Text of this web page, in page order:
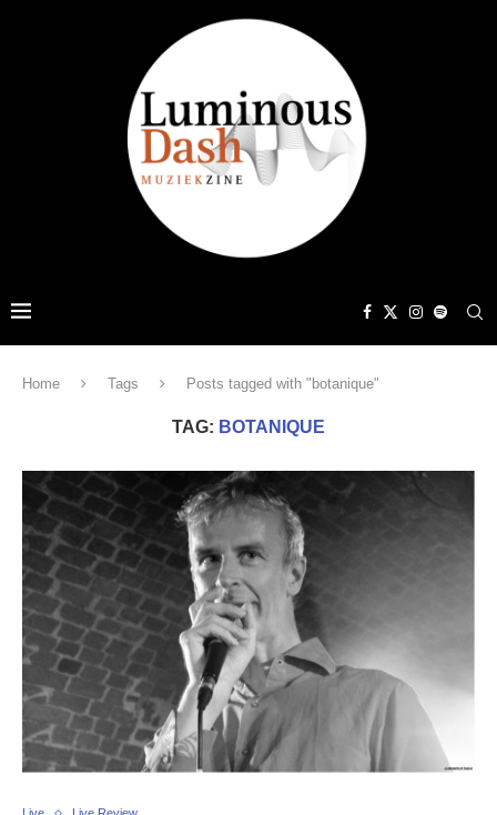
Home Tags Posts tagged with "botanique"
TAG: BOTANIQUE